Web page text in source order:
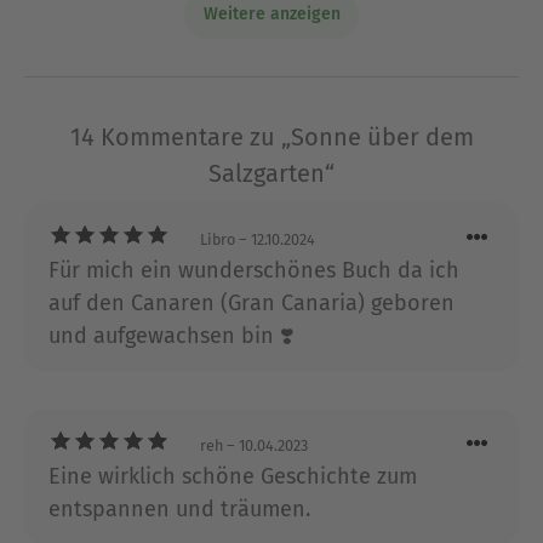
ganz dem Schreiben widmete. Sie wurde in der
Heute lebt sie mit ihrem Mann in einem
idyllischen Dorf im Schwarzwald, Ausgangspunkt
herrlichen Landschaften, die sie dabei
kennenlernt, finden sich als atmosphärische
Kulisse in ihren Frauenromanen wieder.
Ausblenden
Weitere anzeigen
14 Kommentare zu „Sonne über dem
Salzgarten“
Libro – 12.10.2024
Für mich ein wunderschönes Buch da ich
auf den Canaren (Gran Canaria) geboren
und aufgewachsen bin ❣️
reh – 10.04.2023
Eine wirklich schöne Geschichte zum
entspannen und träumen.